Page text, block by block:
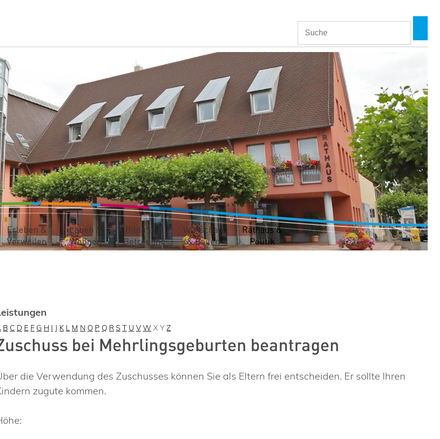
Erleben &
Verweilen
Leben &
Wohnen
Bildung &
Betreuung
Wirtschaft
& Bauen
Rathaus &
Politik
B C D E F G H I J K L M N O P Q R S T U V W X Y Z
bei Mehrlingsgeburten beantragen
die Verwendung des Zuschusses können Sie als Eltern frei entscheiden. Er sollte Ihren
zugute kommen.